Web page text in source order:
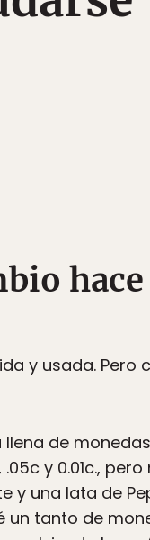
y usada. Pero
de
y 0.01c.,
y una lata de
un tanto de